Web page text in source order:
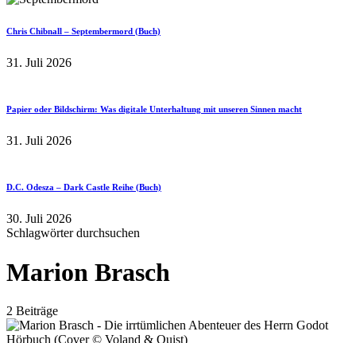
Chris Chibnall – Septembermord (Buch)
31. Juli 2026
Papier oder Bildschirm: Was digitale Unterhaltung mit unseren Sinnen macht
31. Juli 2026
D.C. Odesza – Dark Castle Reihe (Buch)
30. Juli 2026
Schlagwörter durchsuchen
Marion Brasch
2 Beiträge